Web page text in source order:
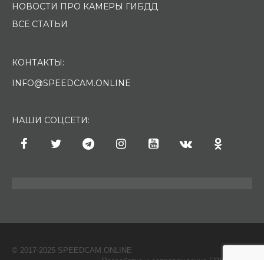
НОВОСТИ ПРО КАМЕРЫ ГИБДД
ВСЕ СТАТЬИ
КОНТАКТЫ:
INFO@SPEEDCAM.ONLINE
НАШИ СОЦСЕТИ:
© 2017-2025 SPEEDCAM.ONLINE